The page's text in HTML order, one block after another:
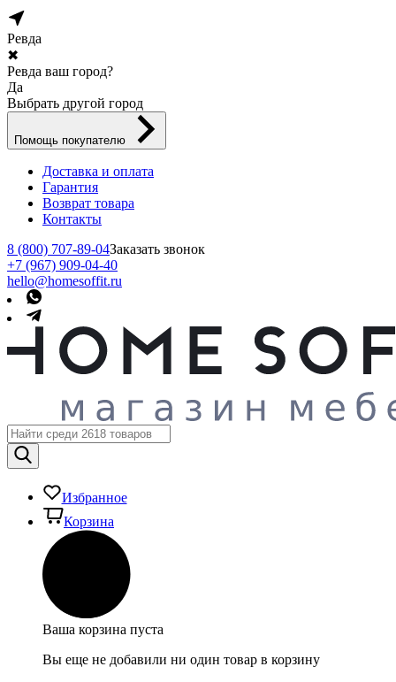
Ревда
✖
Ревда ваш город?
Да
Выбрать другой город
Помощь покупателю
Доставка и оплата
Гарантия
Возврат товара
Контакты
8 (800) 707-89-04Заказать звонок
+7 (967) 909-04-40
hello@homesoffit.ru
Избранное
Корзина
Ваша корзина пуста
Вы еще не добавили ни один товар в корзину